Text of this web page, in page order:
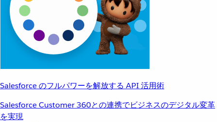
Salesforce のフルパワーを解放する API 活用術
Salesforce Customer 360との連携でビジネスのデジタル変革
を実現